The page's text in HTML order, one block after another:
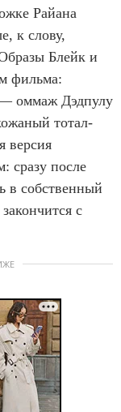
Райана
к слову,
Блейк и
фильма:
— оммаж Дэдпулу
тотал-
сразу после
в собственный
с